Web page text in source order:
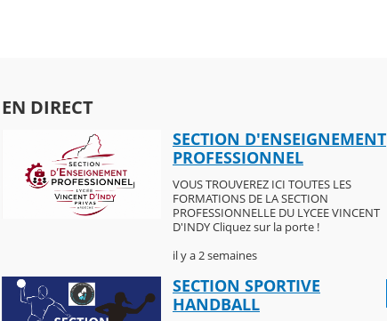
EN DIRECT
SECTION D'ENSEIGNEMENT
PROFESSIONNEL
VOUS TROUVEREZ ICI TOUTES LES
FORMATIONS DE LA SECTION
PROFESSIONNELLE DU LYCEE VINCENT
D'INDY Cliquez sur la porte !
il y a 2 semaines
SECTION SPORTIVE
HANDBALL